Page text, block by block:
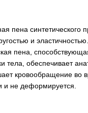
пена синтетического
и
пена,
тела, обеспечивает
кровообращение
и не деформируется.